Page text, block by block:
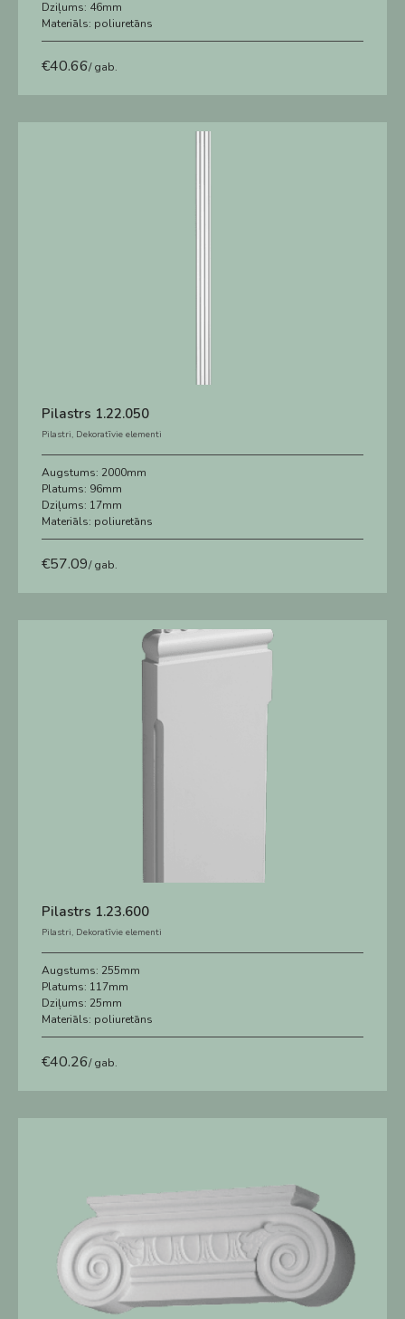
Dziļums: 46mm
Materiāls: poliuretāns
€40.66/ gab.
Pilastrs 1.22.050
Pilastri, Dekoratīvie elementi
Augstums: 2000mm
Platums: 96mm
Dziļums: 17mm
Materiāls: poliuretāns
€57.09/ gab.
Pilastrs 1.23.600
Pilastri, Dekoratīvie elementi
Augstums: 255mm
Platums: 117mm
Dziļums: 25mm
Materiāls: poliuretāns
€40.26/ gab.